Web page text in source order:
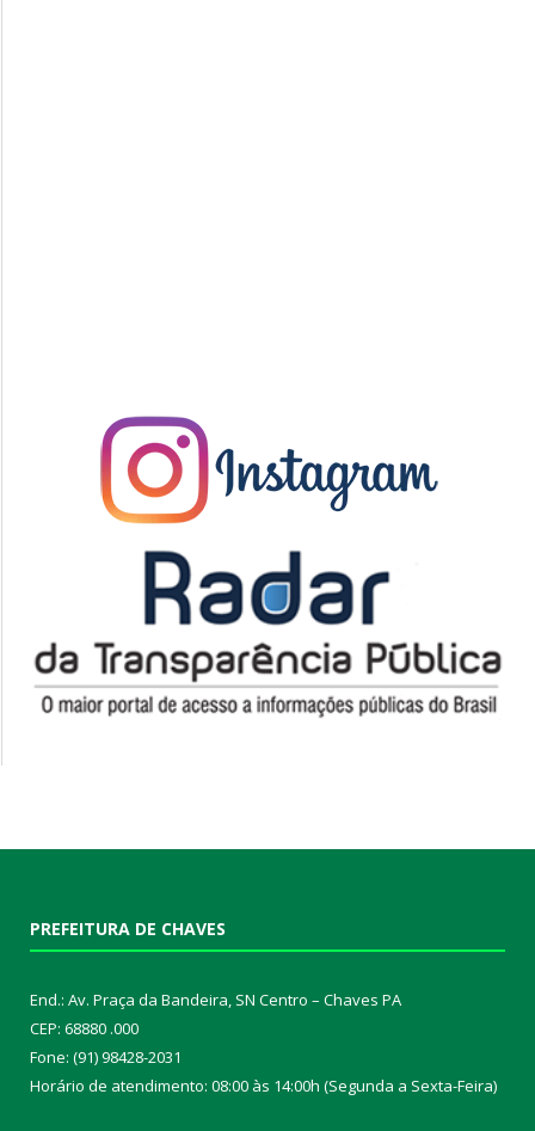
PREFEITURA DE CHAVES
End.: Av. Praça da Bandeira, SN Centro – Chaves PA
CEP: 68880 .000
Fone: (91) 98428-2031
Horário de atendimento: 08:00 às 14:00h (Segunda a Sexta-Feira)